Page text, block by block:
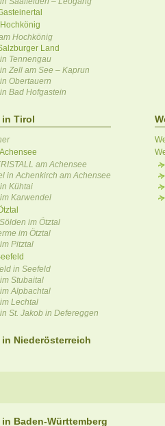
Hochkönig
Land
Tennengau
Zell am See – Kaprun
Obertauern
Bad Hofgastein
Tirol
am Achensee
in Achenkirch am Achensee
Kühtai
Karwendel
im Ötztal
im Ötztal
Pitztal
in Seefeld
Stubaital
Alpbachtal
Lechtal
St. Jakob in Defereggen
Niederösterreich
Baden-Württemberg